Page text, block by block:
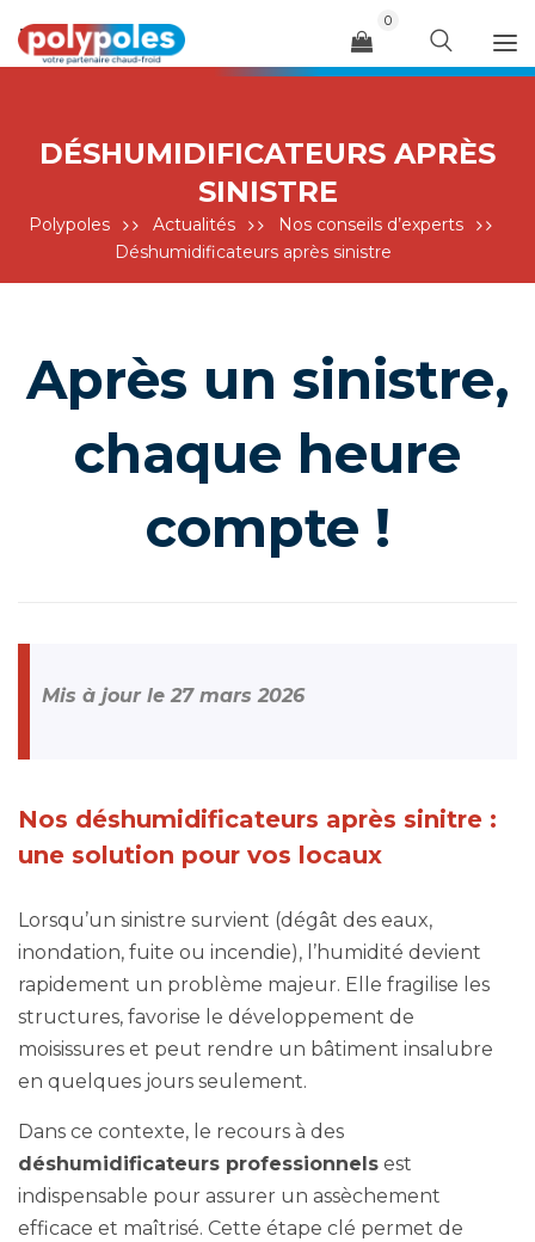
Menu
0
DÉSHUMIDIFICATEURS APRÈS
SINISTRE
Polypoles Actualités
Nos conseils d’experts
Déshumidificateurs après sinistre
Après un sinistre,
chaque heure
compte !
Mis à jour le 27 mars 2026
Nos déshumidificateurs après sinitre :
une solution pour vos locaux
Lorsqu’un sinistre survient (dégât des eaux,
inondation, fuite ou incendie), l’humidité devient
rapidement un problème majeur. Elle fragilise les
structures, favorise le développement de
moisissures et peut rendre un bâtiment insalubre
en quelques jours seulement.
Dans ce contexte, le recours à des
déshumidificateurs professionnels est
indispensable pour assurer un assèchement
efficace et maîtrisé. Cette étape clé permet de